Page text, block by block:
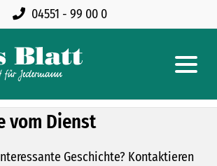
04551 - 99 00 0
vom Dienst
Geschichte? Kontaktieren